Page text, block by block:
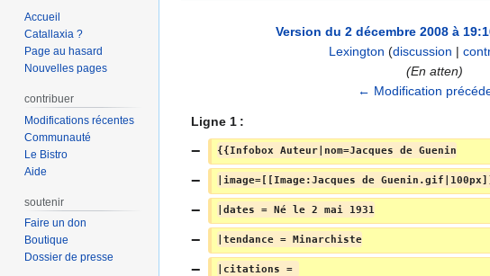
Version du 2 décembre 2008 à
Lexington (discussion |
(En atten)
← Modification
Ligne 1 :
{{Infobox Auteur|nom=Jacques de Guenin
|image=[[Image:Jacques de Guenin.gif|100px]]
|dates = Né le 2 mai 1931
|tendance = Minarchiste
|citations =
Accueil
Catallaxia ?
Page au hasard
Nouvelles pages
contribuer
Modifications récentes
Communauté
Le Bistro
Aide
soutenir
Faire un don
Boutique
Dossier de presse